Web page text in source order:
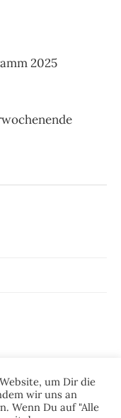
2025
um Dir die
wir uns an
Wenn Du auf "Alle